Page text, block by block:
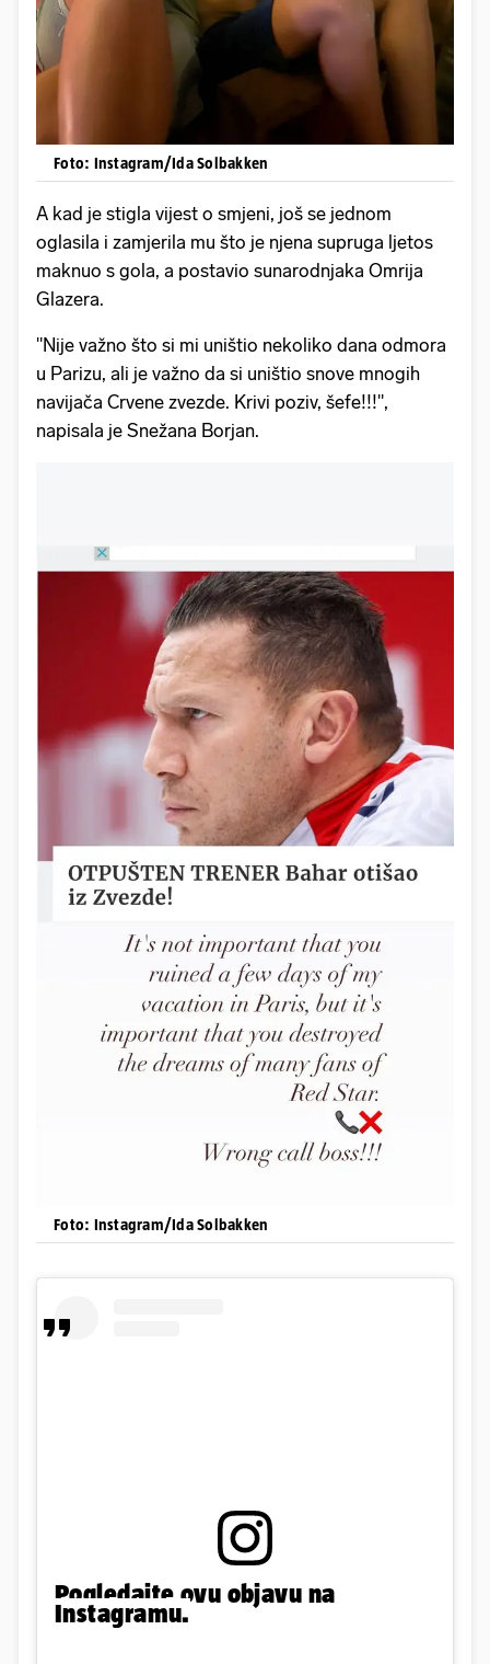
Foto: Instagram/Ida Solbakken
A kad je stigla vijest o smjeni, još se jednom
oglasila i zamjerila mu što je njena supruga ljetos
maknuo s gola, a postavio sunarodnjaka Omrija
Glazera.
"Nije važno što si mi uništio nekoliko dana odmora
u Parizu, ali je važno da si uništio snove mnogih
navijača Crvene zvezde. Krivi poziv, šefe!!!",
napisala je Snežana Borjan.
Foto: Instagram/Ida Solbakken
Pogledajte ovu objavu na
Instagramu.